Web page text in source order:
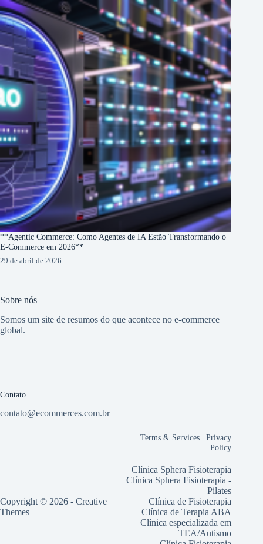
**Agentic Commerce: Como Agentes de IA Estão Transformando o
E-Commerce em 2026**
29 de abril de 2026
Sobre nós
Somos um site de resumos do que acontece no e-commerce
global.
Contato
contato@ecommerces.com.br
Copyright © 2026 - Creative
Themes
Terms & Services |Privacy
Policy
Clínica Sphera Fisioterapia
Clínica Sphera Fisioterapia -
Pilates
Clínica de Fisioterapia
Clínica de Terapia ABA
Clínica especializada em
TEA/Autismo